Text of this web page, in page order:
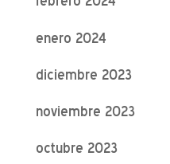
enero 2024
diciembre 2023
noviembre 2023
octubre 2023